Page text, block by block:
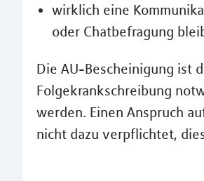
wirklich eine
oder Chatbefragung
Die AU-Bescheinigung ist
Folgekrankschreibung
werden. Einen Anspruch
nicht dazu verpflichtet,